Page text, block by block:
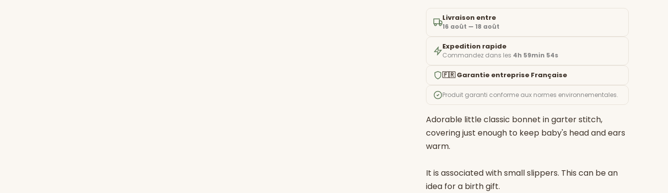
Livraison entre
16 août — 18 août
Expedition rapide
Commandez dans les 4h 59min 53s
🇫🇷 Garantie entreprise Française
Produit garanti conforme aux normes environnementales.
Adorable little classic bonnet in garter stitch,
covering just enough to keep baby's head and ears
warm.
It is associated with small slippers. This can be an
idea for a birth gift.